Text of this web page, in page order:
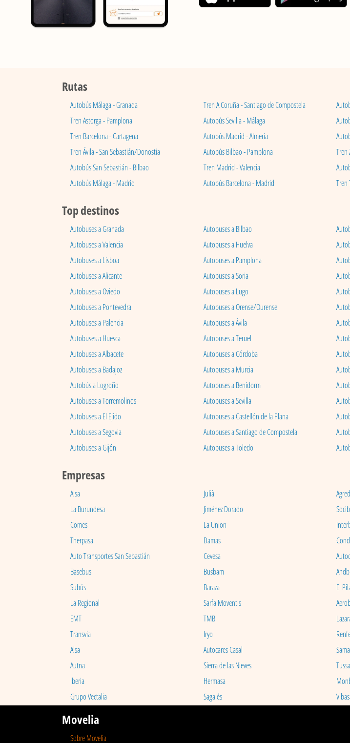
Rutas
Autobús Málaga - Granada Tren A Coruña - Santiago de Compostela
Tren Astorga - Pamplona
Autobús Sevilla - Málaga
Tren Barcelona - Cartagena
Autobús Madrid - Almería
Tren Ávila - San Sebastián/Donostia
Autobús Bilbao - Pamplona Tren
Autobús San Sebastián - Bilbao
Tren Madrid - Valencia
Autobús Málaga - Madrid
Autobús Barcelona - Madrid Tren
Top destinos
Autobuses a Granada Autobuses a Bilbao
Autobuses a Valencia
Autobuses a Huelva
Autobuses a Lisboa
Autobuses a Pamplona
Autobuses a Alicante
Autobuses a Soria
Autobuses a Oviedo
Autobuses a Lugo
Autobuses a Pontevedra
Autobuses a Orense/Ourense
Autobuses a Palencia
Autobuses a Ávila
Autobuses a Huesca
Autobuses a Teruel
Autobuses a Albacete
Autobuses a Córdoba
Autobuses a Badajoz
Autobuses a Murcia
Autobús a Logroño
Autobuses a Benidorm
Autobuses a Torremolinos
Autobuses a Sevilla
Autobuses a El Ejido
Autobuses a Castellón de la Plana
Autobuses a Segovia
Autobuses a Santiago de Compostela
Autobuses a Gijón
Autobuses a Toledo
Empresas
Aisa Julià
La Burundesa
Jiménez Dorado
Comes
La Union
Therpasa
Damas
Auto Transportes San Sebastián
Cevesa
Basebus
Busbam
Subús
Baraza El
La Regional
Sarfa Moventis
EMT
TMB
Transvia
Iryo
Alsa
Autocares Casal
Autna
Sierra de las Nieves
Iberia
Hermasa
Grupo Vectalia
Sagalés
Movelia
Sobre Movelia